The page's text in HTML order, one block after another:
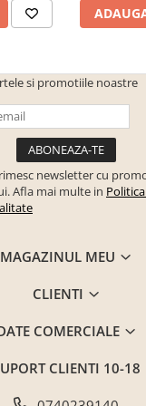
diningsi promotiile noastre
newsletter cu
Afla mai multe in
MAGAZINUL MEU
CLIENTI
COMERCIALE
CLIENTI 10-18